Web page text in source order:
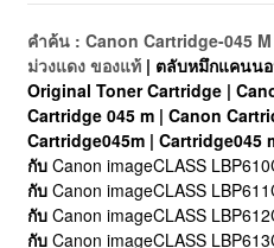
คำค้น : Canon Cartridge-045
ม่วงแดง ของแท้ | ตลับหมึกแคนน
Original Toner Cartridge |
Cartridge 045 m | Canon
Cartridge045m | Cartridge045
กับ Canon imageCLASS
กับ Canon imageCLASS
กับ Canon imageCLASS
กับ Canon imageCLASS